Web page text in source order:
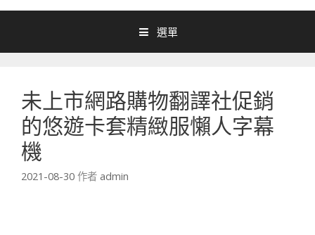
選單
未上市網路購物翻譯社促銷
的悠遊卡套精緻服懶人字幕
機
2021-08-30 作者 admin